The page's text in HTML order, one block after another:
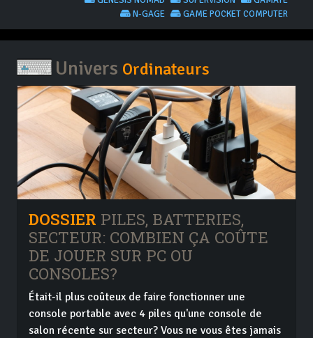
GAME POCKET COMPUTER
N-GAGE
Univers Ordinateurs
DOSSIER PILES, BATTERIES,
SECTEUR: COMBIEN ÇA COÛTE
DE JOUER SUR PC OU
CONSOLES?
Était-il plus coûteux de faire fonctionner une
console portable avec 4 piles qu'une console de
salon récente sur secteur? Vous ne vous êtes jamais